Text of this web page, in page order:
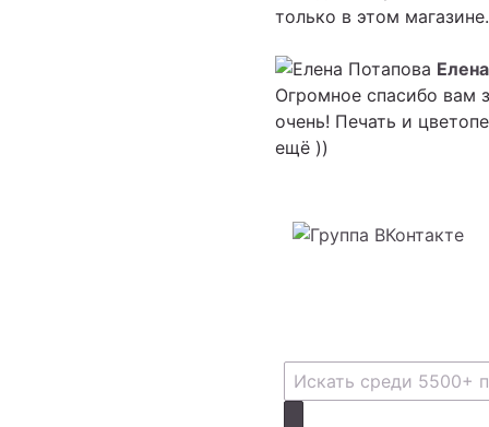
только в этом
Огромное спасибо вам
очень! Печать и
ещё ))